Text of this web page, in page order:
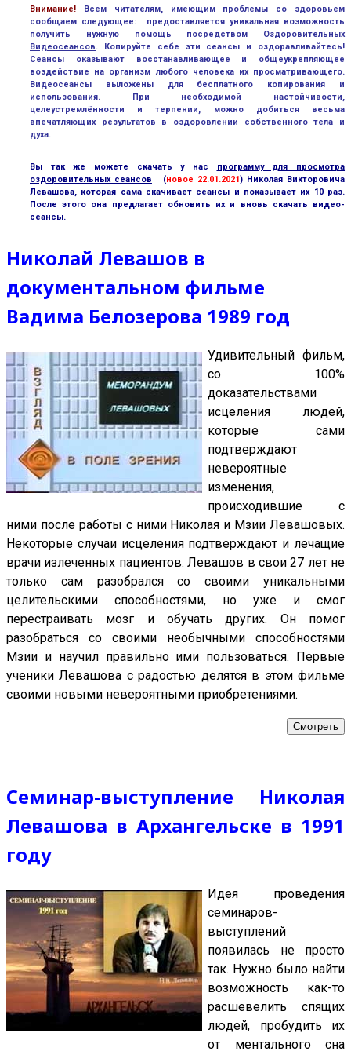
Внимание! Всем читателям, имеющим проблемы со здоровьем
сообщаем следующее: предоставляется уникальная возможность
получить нужную помощь посредством Оздоровительных
Видеосеансов. Копируйте себе эти сеансы и оздоравливайтесь!
Сеансы оказывают восстанавливающее и общеукрепляющее
воздействие на организм любого человека их просматривающего.
Видеосеансы выложены для бесплатного копирования и
использования. При необходимой настойчивости,
целеустремлённости и терпении, можно добиться весьма
впечатляющих результатов в оздоровлении собственного тела и
духа.
Вы так же можете скачать у нас
программу для просмотра
оздоровительных сеансов (новое 22.01.2021) Николая Викторовича
Левашова, которая сама скачивает сеансы и показывает их 10 раз.
После этого она предлагает обновить их и вновь скачать видео-
сеансы.
Николай Левашов в
документальном фильме
Вадима Белозерова 1989 год
Удивительный фильм,
со 100%
доказательствами
исцеления людей,
которые сами
подтверждают
невероятные
изменения,
происходившие с
ними после работы с ними Николая и Мзии Левашовых.
Некоторые случаи исцеления подтверждают и лечащие
врачи излеченных пациентов. Левашов в свои 27 лет не
только сам разобрался со своими уникальными
целительскими способностями, но уже и смог
перестраивать мозг и обучать других. Он помог
разобраться со своими необычными способностями
Мзии и научил правильно ими пользоваться. Первые
ученики Левашова с радостью делятся в этом фильме
своими новыми невероятными приобретениями.
Смотреть
Cеминар-выступление Николая
Левашова в Архангельске в 1991
году
Идея проведения
cеминаров-
выступлений
появилась не просто
так. Нужно было найти
возможность как-то
расшевелить спящих
людей, пробудить их
от ментального сна